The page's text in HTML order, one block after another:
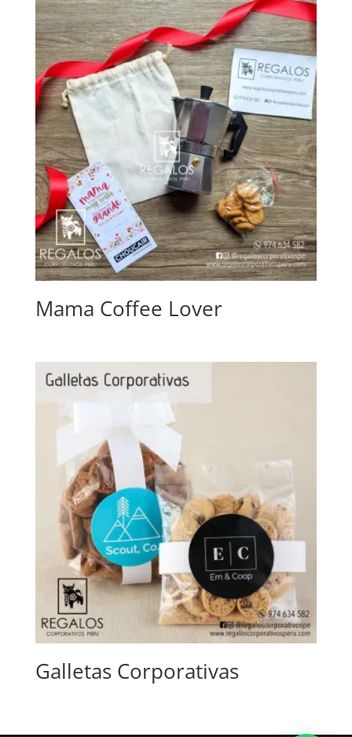
Mama Coffee Lover
Galletas Corporativas